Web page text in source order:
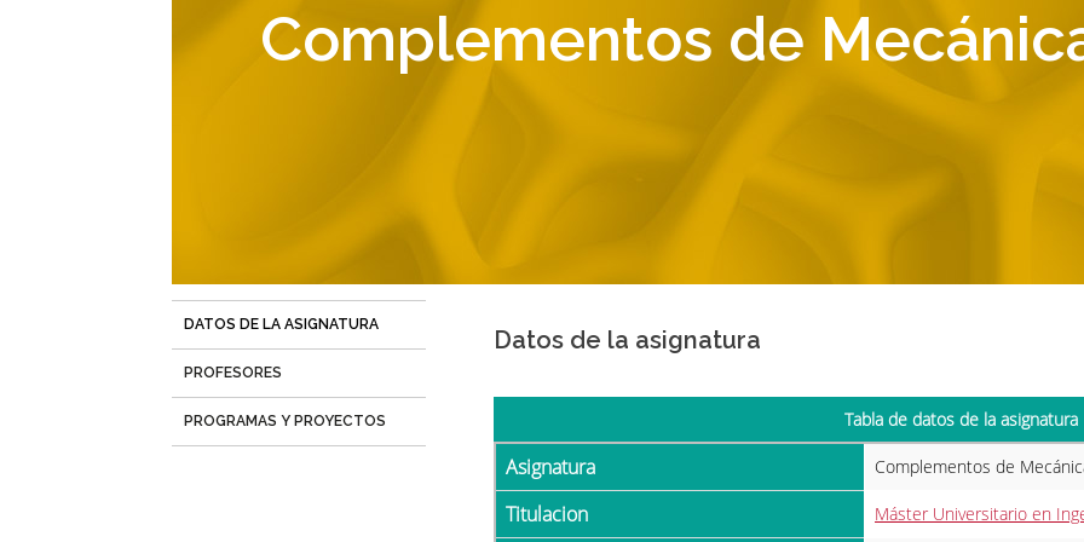
navegaciónComplementos de
DATOS DE LA ASIGNATURA
activa)
PROFESORES
PROGRAMAS Y PROYECTOS
Datos de la asignatura
Tabla de datos de la asignatura
Asignatura Complementos de
Titulacion Máster Universitario en